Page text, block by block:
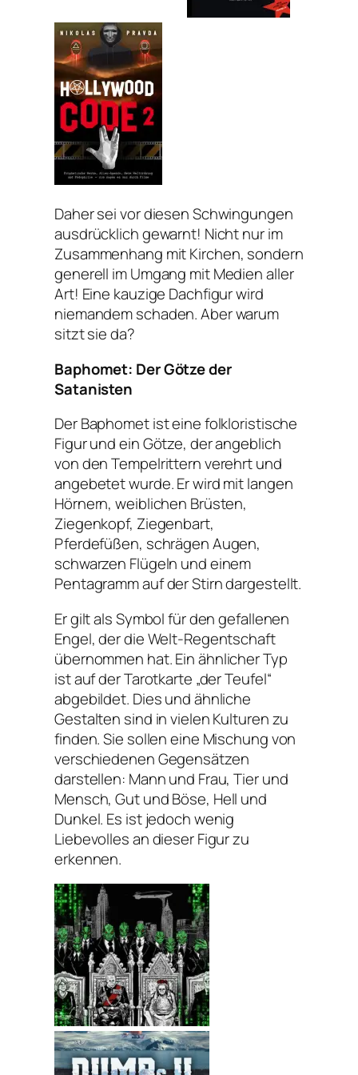
Daher sei vor diesen Schwingungen
ausdrücklich gewarnt! Nicht nur im
Zusammenhang mit Kirchen, sondern
generell im Umgang mit Medien aller
Art! Eine kauzige Dachfigur wird
niemandem schaden. Aber warum
sitzt sie da?
Baphomet: Der Götze der
Satanisten
Der Baphomet ist eine folkloristische
Figur und ein Götze, der angeblich
von den Tempelrittern verehrt und
angebetet wurde. Er wird mit langen
Hörnern, weiblichen Brüsten,
Ziegenkopf, Ziegenbart,
Pferdefüßen, schrägen Augen,
schwarzen Flügeln und einem
Pentagramm auf der Stirn dargestellt.
Er gilt als Symbol für den gefallenen
Engel, der die Welt-Regentschaft
übernommen hat. Ein ähnlicher Typ
ist auf der Tarotkarte „der Teufel“
abgebildet. Dies und ähnliche
Gestalten sind in vielen Kulturen zu
finden. Sie sollen eine Mischung von
verschiedenen Gegensätzen
darstellen: Mann und Frau, Tier und
Mensch, Gut und Böse, Hell und
Dunkel. Es ist jedoch wenig
Liebevolles an dieser Figur zu
erkennen.